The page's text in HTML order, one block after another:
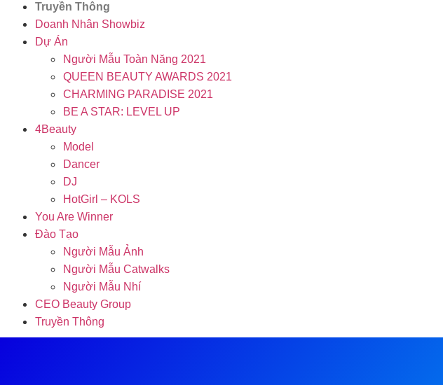
Truyền Thông
Doanh Nhân Showbiz
Dự Án
Người Mẫu Toàn Năng 2021
QUEEN BEAUTY AWARDS 2021
CHARMING PARADISE 2021
BE A STAR: LEVEL UP
4Beauty
Model
Dancer
DJ
HotGirl – KOLS
You Are Winner
Đào Tạo
Người Mẫu Ảnh
Người Mẫu Catwalks
Người Mẫu Nhí
CEO Beauty Group
Truyền Thông